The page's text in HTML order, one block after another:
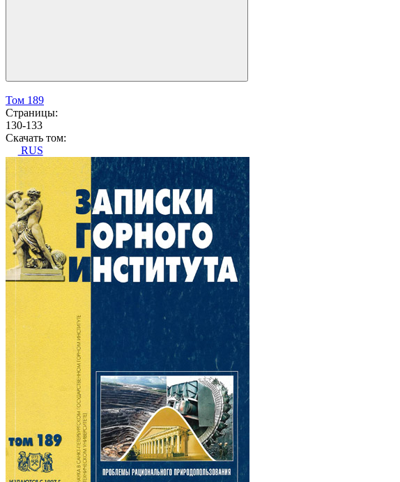
Том 189
Страницы:
130-133
Скачать том:
RUS